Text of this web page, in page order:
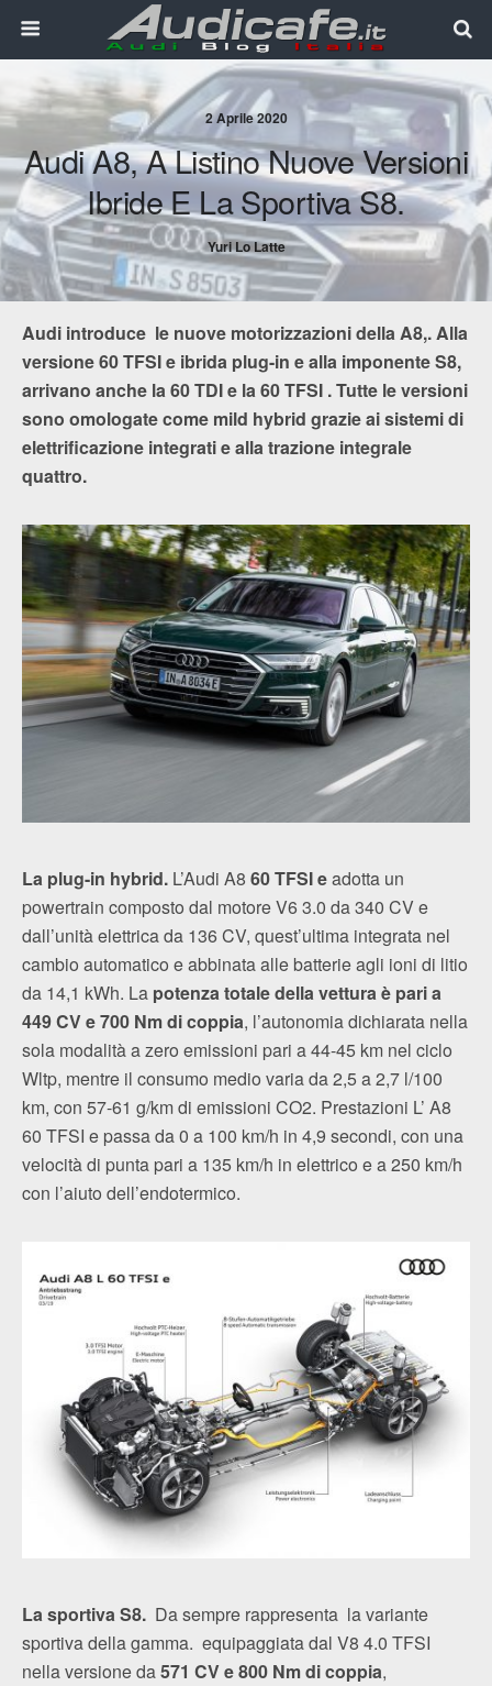
2 Aprile 2020
Audi A8, A Listino Nuove Versioni
Ibride E La Sportiva S8.
Yuri Lo Latte
Audi introduce le nuove motorizzazioni della A8,. Alla
versione 60 TFSI e ibrida plug-in e alla imponente S8,
arrivano anche la 60 TDI e la 60 TFSI . Tutte le versioni
sono omologate come mild hybrid grazie ai sistemi di
elettrificazione integrati e alla trazione integrale
quattro.
La plug-in hybrid. L’Audi A8 60 TFSI eadotta un
powertrain composto dal motore V6 3.0 da 340 CV e
dall’unità elettrica da 136 CV, quest’ultima integrata nel
cambio automatico e abbinata alle batterie agli ioni di litio
da 14,1 kWh. La potenza totale della vettura è pari a
449 CV e 700 Nm di coppia, l’autonomia dichiarata nella
sola modalità a zero emissioni pari a 44-45 km nel ciclo
Wltp, mentre il consumo medio varia da 2,5 a 2,7 l/100
km, con 57-61 g/km di emissioni CO2. Prestazioni L’ A8
60 TFSI e passa da 0 a 100 km/h in 4,9 secondi, con una
velocità di punta pari a 135 km/h in elettrico e a 250 km/h
con l’aiuto dell’endotermico.
La sportiva S8. Da sempre rappresenta la variante
sportiva della gamma. equipaggiata dal V8 4.0 TFSI
nella versione da571 CV e 800 Nm di coppia,